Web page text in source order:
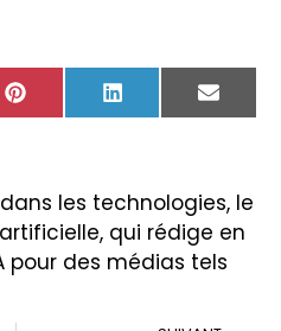
Pinterest LinkedIn Email
les technologies, le
qui rédige en
pour des médias tels